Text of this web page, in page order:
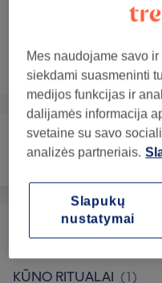
Neradai ko ieškojai?
Teikiamos paslaugos
Masažai (3)
KŪNO RITUALAI (1)
Mes naudojame savo
siekdami suasmeninti
medijos funkcijas ir
dalijamės informacija
svetaine su savo
analizės partneriais.
Slapukų
nustatymai